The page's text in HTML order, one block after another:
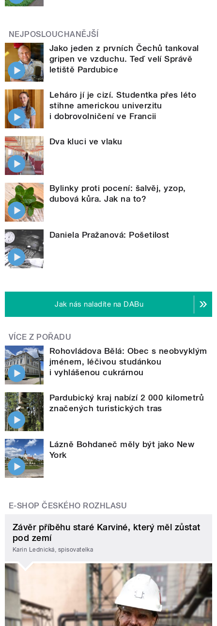
NEJPOSLOUCHANĚJŠÍ
Jako jeden z prvních Čechů tankoval
gripen ve vzduchu. Teď velí Správě
letiště Pardubice
Leháro jí je cizí. Studentka přes léto
stihne americkou univerzitu
i dobrovolničení ve Francii
Dva kluci ve vlaku
Bylinky proti pocení: šalvěj, yzop,
dubová kůra. Jak na to?
Daniela Pražanová: Pošetilost
Jak nás naladíte na DABu
VÍCE Z POŘADU
Rohovládova Bělá: Obec s neobvyklým
jménem, léčivou studánkou
i vyhlášenou cukrárnou
Pardubický kraj nabízí 2 000 kilometrů
značených turistických tras
Lázně Bohdaneč měly být jako New
York
E-SHOP ČESKÉHO ROZHLASU
Závěr příběhu staré Karviné, který měl zůstat
pod zemí
Karin Lednická, spisovatelka